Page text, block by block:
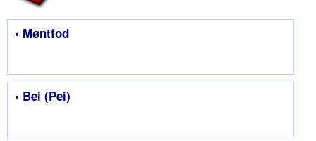
• Møntfod
• Bei (Pei)